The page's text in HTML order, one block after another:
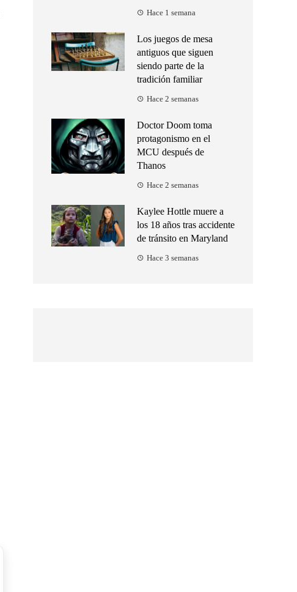
Hace 1 semana
Los juegos de mesa
antiguos que siguen
siendo parte de la
tradición familiar
Hace 2 semanas
Doctor Doom toma
protagonismo en el
MCU después de
Thanos
Hace 2 semanas
Kaylee Hottle muere a
los 18 años tras accidente
de tránsito en Maryland
Hace 3 semanas